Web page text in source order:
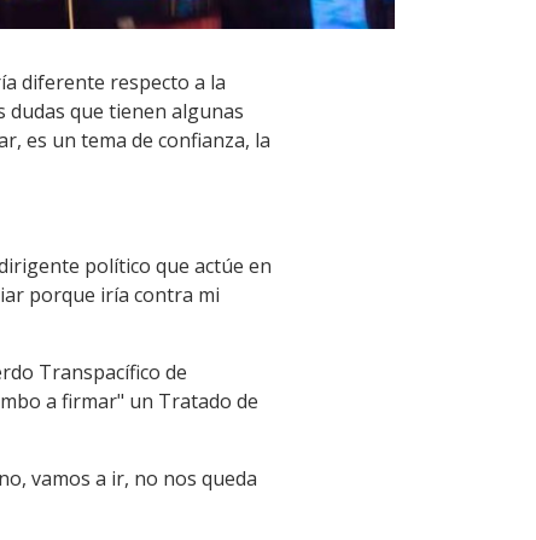
diferente respecto a la
dudas que tienen algunas
es un tema de confianza, la
político que actúe en
porque iría contra mi
Transpacífico de
a firmar" un Tratado de
vamos a ir, no nos queda